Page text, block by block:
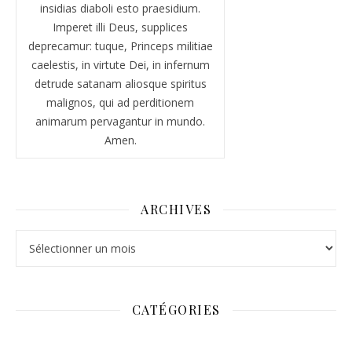
insidias diaboli esto praesidium.
Imperet illi Deus, supplices
deprecamur: tuque, Princeps militiae
caelestis, in virtute Dei, in infernum
detrude satanam aliosque spiritus
malignos, qui ad perditionem
animarum pervagantur in mundo.
Amen.
ARCHIVES
CATÉGORIES